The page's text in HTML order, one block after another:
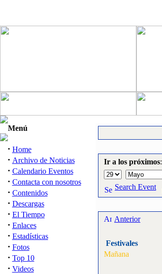
Menú
· Home
· Archivo de Noticias
· Calendario Eventos
· Contacta con nosotros
· Contenidos
· Descargas
· El Tiempo
· Enlaces
· Estadísticas
· Fotos
· Top 10
· Videos
Ir a los próximos:
Search Event
Anterior
Festivales
Mañana